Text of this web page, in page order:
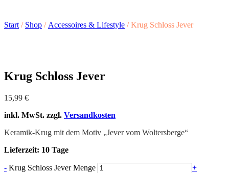
Start / Shop / Accessoires & Lifestyle / Krug Schloss Jever
Krug Schloss Jever
15,99 €
inkl. MwSt. zzgl. Versandkosten
Keramik-Krug mit dem Motiv „Jever vom Woltersberge“
Lieferzeit: 10 Tage
- Krug Schloss Jever Menge +